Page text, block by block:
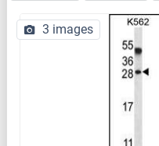
3 images